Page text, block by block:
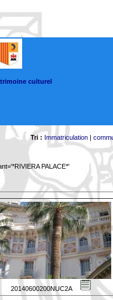
culturel
Tri : Immatriculation|
PALACE*'
20140600200NUC2A